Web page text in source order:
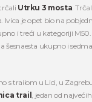
Utrku 3 mosta .
Ivica je opet bio na
i treći u kategoriji M50.
šesnaesta ukupno i
s trailom u Lici, u
trail , jedan od